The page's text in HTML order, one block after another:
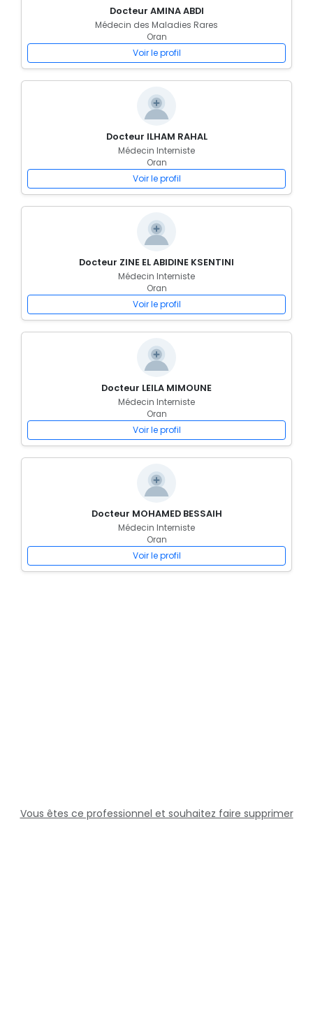
Docteur AMINA ABDI
Médecin des Maladies Rares
Oran
Voir le profil
Docteur ILHAM RAHAL
Médecin Interniste
Oran
Voir le profil
Docteur ZINE EL ABIDINE KSENTINI
Médecin Interniste
Oran
Voir le profil
Docteur LEILA MIMOUNE
Médecin Interniste
Oran
Voir le profil
Docteur MOHAMED BESSAIH
Médecin Interniste
Oran
Voir le profil
Vous êtes ce professionnel et souhaitez faire supprimer